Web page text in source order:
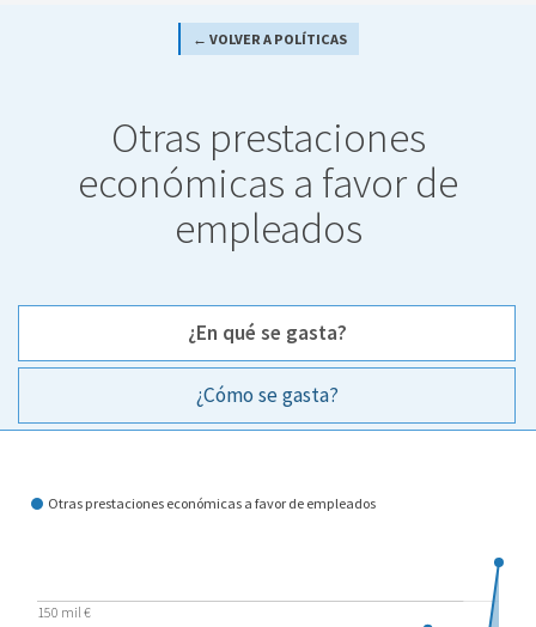
← VOLVER A POLÍTICAS
Otras prestaciones
económicas a favor de
empleados
¿En qué se gasta?
¿Cómo se gasta?
¿En qué se gasta?
Otras prestaciones económicas a favor de empleados
150 mil €